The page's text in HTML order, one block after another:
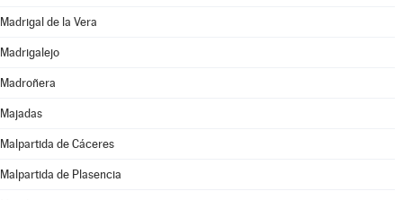
Madrigal de la Vera
Madrigalejo
Madroñera
Majadas
Malpartida de Cáceres
Malpartida de Plasencia